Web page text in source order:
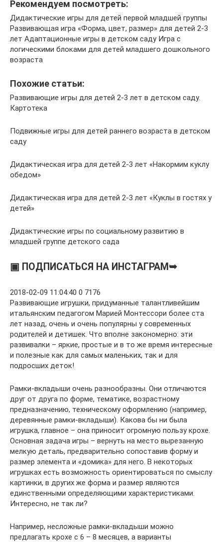
Рекомендуем посмотреть:
Дидактические игры для детей первой младшей группы
Развивающая игра «Форма, цвет, размер» для детей 2-3
лет Адаптационные игры в детском саду Игра с
логическими блоками для детей младшего дошкольного
возраста
Похожие статьи:
Развивающие игры для детей 2-3 лет в детском саду.
Картотека
Подвижные игры для детей раннего возраста в детском
саду
Дидактическая игра для детей 2-3 лет «Накормим куклу
обедом»
Дидактическая игра для детей 2-3 лет «Куклы в гостях у
детей»
Дидактические игры по социальному развитию в
младшей группе детского сада
▣ ПОДПИСАТЬСЯ НА ИНСТАГРАМ➥
2018-02-09 11:04:40 0 7176
Развивающие игрушки, придуманные талантливейшим
итальянским педагогом Марией Монтессори более ста
лет назад, очень и очень популярны у современных
родителей и детишек. Что вполне закономерно: эти
развивалки – яркие, простые и в то же время интересные
и полезные как для самых маленьких, так и для
подросших деток!
Рамки-вкладыши очень разнообразны. Они отличаются
друг от друга по форме, тематике, возрастному
предназначению, техническому оформлению (например,
деревянные рамки-вкладыши). Какова бы ни была
игрушка, главное – она приносит огромную пользу крохе.
Основная задача игры – вернуть на место вырезанную
мелкую деталь, предварительно сопоставив форму и
размер элемента и «домика» для него. В некоторых
игрушках есть возможность ориентироваться по смыслу
картинки, в других же форма и размер являются
единственными определяющими характеристиками.
Интересно, не так ли?
Например, несложные рамки-вкладыши можно
предлагать крохе с 6 – 8 месяцев, а варианты